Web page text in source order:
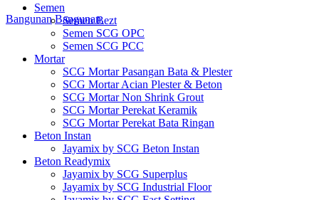
Bangunan Bangunan
Semen
Semen Bezt
Semen SCG OPC
Semen SCG PCC
Mortar
SCG Mortar Pasangan Bata & Plester
SCG Mortar Acian Plester & Beton
SCG Mortar Non Shrink Grout
SCG Mortar Perekat Keramik
SCG Mortar Perekat Bata Ringan
Beton Instan
Jayamix by SCG Beton Instan
Beton Readymix
Jayamix by SCG Superplus
Jayamix by SCG Industrial Floor